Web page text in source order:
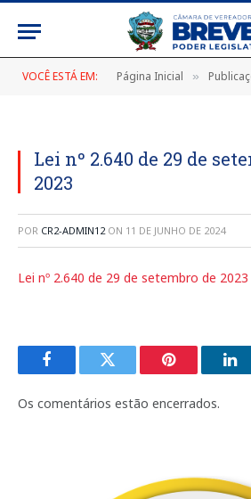
VOCÊ ESTÁ EM: Página Inicial »
Lei nº 2.640 de 29 de
2023
POR CR2-ADMIN12 ON 11 DE JUNHO DE 2024
Lei nº 2.640 de 29 de setembro de 2023
FacebookTwitter Pinterest
Os comentários estão encerrados.